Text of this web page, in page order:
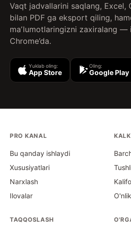
Vaqt jadvallarini saqlang, Excel,
bilan PDF ga eksport qiling,
maʼlumotlaringizni zaxiralang —
Chrome’da.
Yuklab oling:
App Store
Oling:
Google Play
PRO KANAL
Bu qanday ishlaydi
Xususiyatlari
Narxlash
Ilovalar
TAQQOSLASH